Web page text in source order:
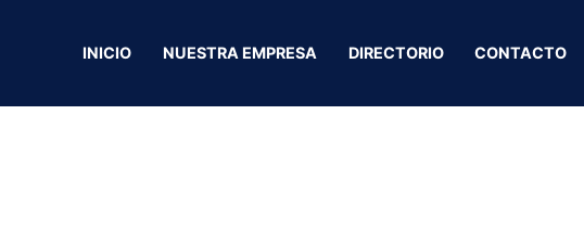
INICIO NUESTRA EMPRESA DIRECTORIO CONTACTO
Aceros Anderson